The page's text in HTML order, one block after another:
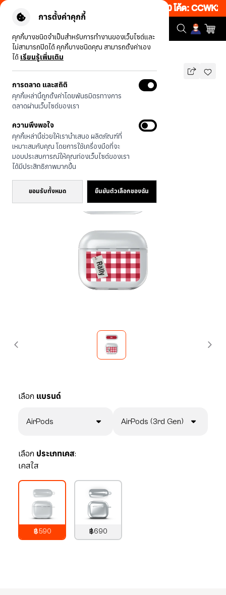
การตั้งค่าคุกกี้
คุกกี้บางชนิดจำเป็นสำหรับการทำงานของเว็บไซต์และ
ไม่สามารถปิดได้ คุกกี้บางชนิดคุณ สามารถตั้งค่าเอง
ได้ เรียนรู้เพิ่มเติม
การตลาด และสถิติ
คุกกี้เหล่านี้ถูกตั้งค่าโดยพันธมิตรทางการ
ตลาดผ่านเว็บไซต์ของเรา
ความพึงพอใจ
คุกกี้เหล่านี้ช่วยให้เรานำเสนอ ผลิตภัณฑ์ที่
เหมาะสมกับคุณ โดยการใช้เครื่องมือที่จะ
มอบประสบการณ์ให้คุณท่องเว็บไซต์ของเรา
ได้มีประสิทธิภาพมากขึ้น
ยอมรับทั้งหมด ยืนยันตัวเลือกของฉัน
ว็บ 50% เพียงช้อป 1 ชิ้น เริ่มคืนนี้ 20.00-23.00 โค้ด: CCWK2|
รุ่นทั้งหมด Rally ตารางสตรอว์เบอร์รี่
Rally ตารางสตรอว์เบอร์รี่
590 บาท
ประหยัดไป 200
🔥 ลด 200.- ขั้นต่ำ 1,000.- โค้ด:
EOSS200
เลือก แบรนด์
AirPods AirPods (3rd Gen)
เลือก ประเภทเคส:
เคสใส
฿590
฿690